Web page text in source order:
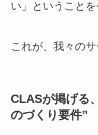
い」ということ
これが、我々のサ
CLASが掲げる
のづくり要件”